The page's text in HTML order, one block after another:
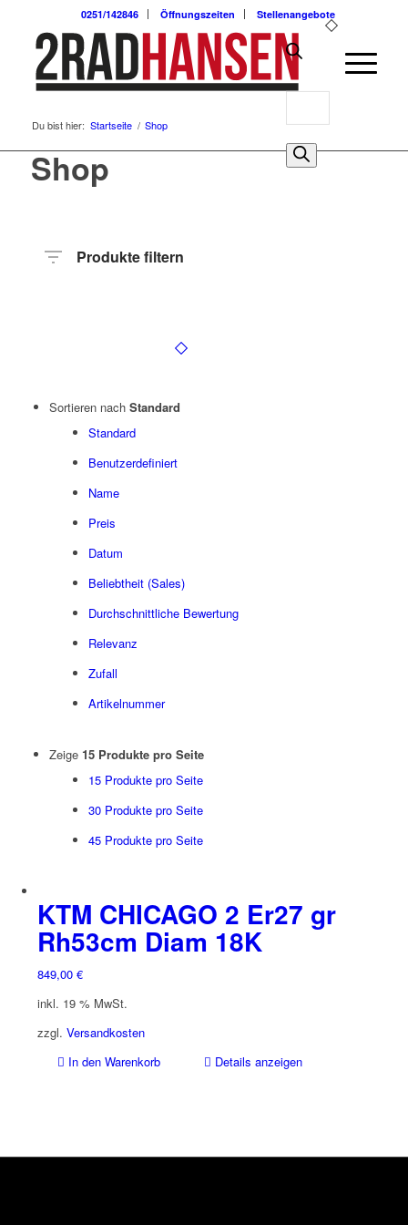
0251/142846 Öffnungszeiten Stellenangebote
0
Du bist hier: Startseite / Shop
Shop
Produkte filtern
Sortieren nach Standard
Standard
Benutzerdefiniert
Name
Preis
Datum
Beliebtheit (Sales)
Durchschnittliche Bewertung
Relevanz
Zufall
Artikelnummer
Zeige 15 Produkte pro Seite
15 Produkte pro Seite
30 Produkte pro Seite
45 Produkte pro Seite
KTM CHICAGO 2 Er27 gr
Rh53cm Diam 18K
849,00 €
inkl. 19 % MwSt.
zzgl. Versandkosten
In den Warenkorb
Details anzeigen